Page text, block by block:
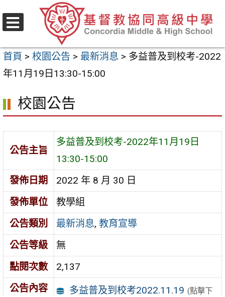
至
要
內
區
首頁 > 校園公告 > 最新消息 > 多益普及到校考-2022
年11月19日13:30-15:00
校園公告
公告主旨
多益普及到校考-2022年11月19日
13:30-15:00
發佈日期
2022 年 8 月 30 日
發佈單位
教學組
公告類別
最新消息,教育宣導
公告等級
無
點閱次數
2,137
公告內容
多益普及到校考2022.11.19 (點擊下
選
單